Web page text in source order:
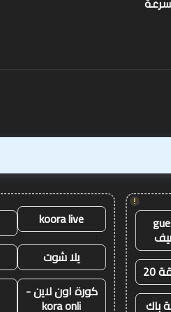
!
20
باك
koora live
يلا شوت
كورة اون لاين -
kora onli